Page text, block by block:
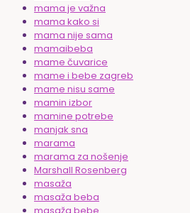
mama je važna
mama kako si
mama nije sama
mamaibeba
mame čuvarice
mame i bebe zagreb
mame nisu same
mamin izbor
mamine potrebe
manjak sna
marama
marama za nošenje
Marshall Rosenberg
masaža
masaža beba